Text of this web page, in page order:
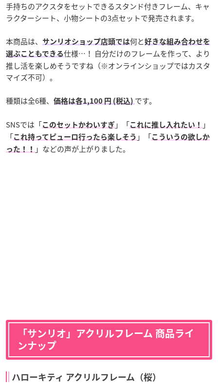
手持ちのアクスタをセットできるスタンド付きフレーム、キャ
ラクターシート、小物シートの3点セットで発売されます。
本商品は、 サンリオショップ店頭では何と好きな組み合わせを
選ぶこともできる仕様…！ 自分だけのフレームを作って、より
推し活を楽しめそうですね（※オンラインショップではカスタ
マイズ不可）。
種類は全6種、 価格は各1,100 円 (税込) です。
SNSでは「このセットかわいすぎ 」「これに推し入れたい！
」
「これ持ってピューロ行ったら楽しそう 」「こういうの欲しか
った！！
」などの声が上がりました。
「サンリオ」アクリルフレーム 商品ライ
ンナップ
ハローキティ アクリルフレーム（桜）